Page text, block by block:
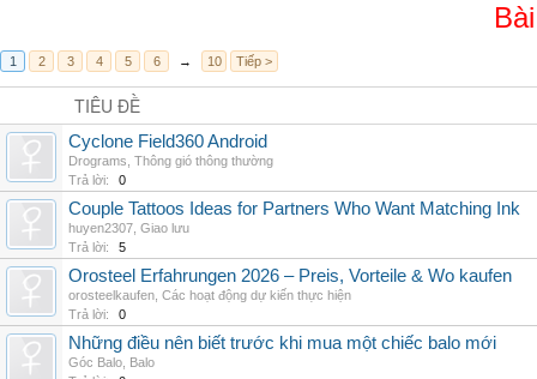
1 2 3 4 5 6 → 10 Tiếp >
TIÊU ĐỀ
Cyclone Field360 Android
Drograms Thông gió thông thường
Trả lời:
0
Couple Tattoos Ideas for Partners Who Want Matching Ink
huyen2307 Giao lưu
Trả lời:
5
Orosteel Erfahrungen 2026 – Preis, Vorteile & Wo kaufen
orosteelkaufen Các hoạt động dự kiến thực hiện
Trả lời:
0
Những điều nên biết trước khi mua một chiếc balo mới
Góc Balo Balo